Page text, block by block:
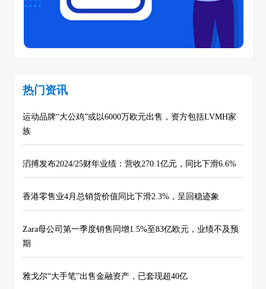
热门资讯
运动品牌“大公鸡”或以6000万欧元出售，资方包括LVMH家
族
滔搏发布2024/25财年业绩：营收270.1亿元，同比下滑6.6%
香港零售业4月总销货价值同比下滑2.3%，呈回稳迹象
Zara母公司第一季度销售同增1.5%至83亿欧元，业绩不及预
期
雅戈尔“大手笔”出售金融资产，已套现超40亿